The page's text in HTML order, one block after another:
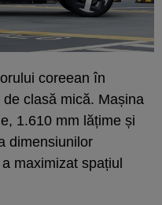
coreean în
clasă mică. Mașina
1.610 mm lățime și
dimensiunilor
maximizat spațiul